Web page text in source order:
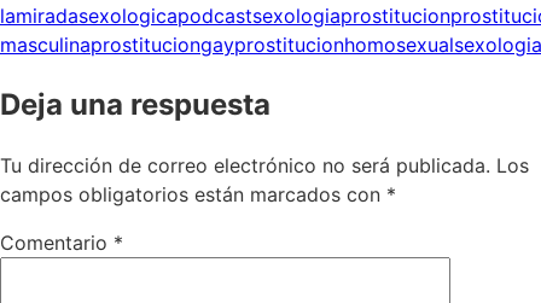
lamiradasexologicapodcastsexologiaprostitucion
masculinaprostituciongayprostitucionhomosexualsexologia
Deja una respuesta
Tu dirección de correo electrónico no será publicada. Los
campos obligatorios están marcados con *
Comentario *